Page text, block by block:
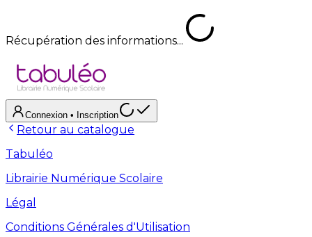
Récupération des informations...
Connexion • Inscription
Retour au catalogue
Tabuléo
Librairie Numérique Scolaire
Légal
Conditions Générales d'Utilisation